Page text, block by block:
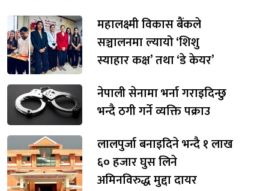
महालक्ष्मी विकास बैंकले
सञ्चालनमा ल्यायो ‘शिशु
स्याहार कक्ष’ तथा ‘डे केयर’
नेपाली सेनामा भर्ना गराइदिन्छु
भन्दै ठगी गर्ने व्यक्ति पक्राउ
लालपुर्जा बनाइदिने भन्दै १ लाख
६० हजार घुस लिने
अमिनविरुद्ध मुद्दा दायर